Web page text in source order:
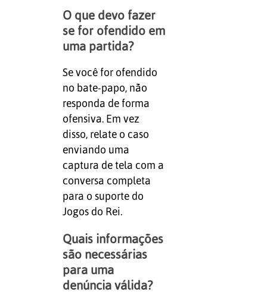
O que devo fazer
se for ofendido em
uma partida?
Se você for ofendido
no bate-papo, não
responda de forma
ofensiva. Em vez
disso, relate o caso
enviando uma
captura de tela com a
conversa completa
para o suporte do
Jogos do Rei.
Quais informações
são necessárias
para uma
denúncia válida?